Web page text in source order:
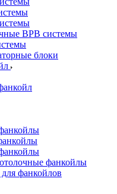
ВРВ системы
блоки
фанкойлы
фанкойлов